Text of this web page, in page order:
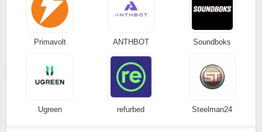
Primavolt ANTHBOT Soundboks
Ugreen refurbed Steelman24